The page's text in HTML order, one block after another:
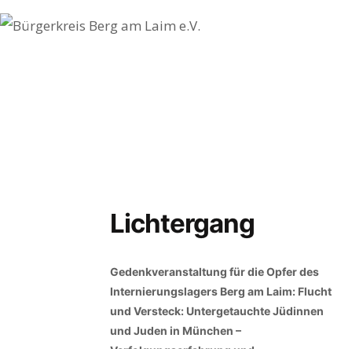
Startseite
DatenschutzLichtergang
Gedenkveranstaltung für die Opfer des
Internierungslagers Berg am Laim: Flucht
und Versteck: Untergetauchte Jüdinnen
und Juden in München –